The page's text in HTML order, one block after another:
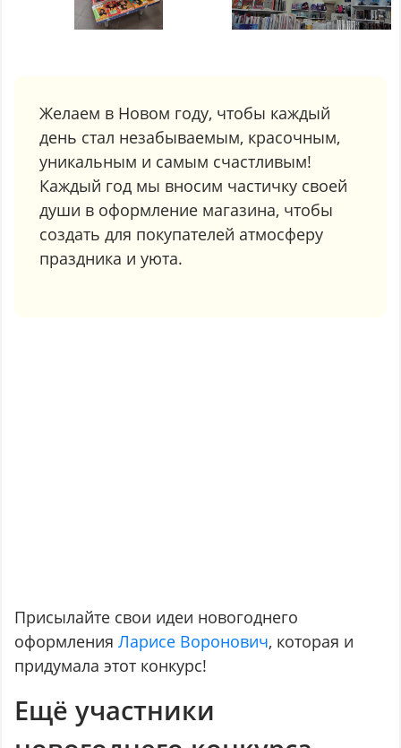
Желаем в Новом году, чтобы каждый
день стал незабываемым, красочным,
уникальным и самым счастливым!
Каждый год мы вносим частичку своей
души в оформление магазина, чтобы
создать для покупателей атмосферу
праздника и уюта.
Присылайте свои идеи новогоднего
оформленияЛарисе Воронович, которая и
придумала этот конкурс!
Ещё участники